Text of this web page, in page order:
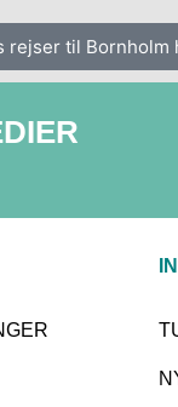
rejser til Bornholm